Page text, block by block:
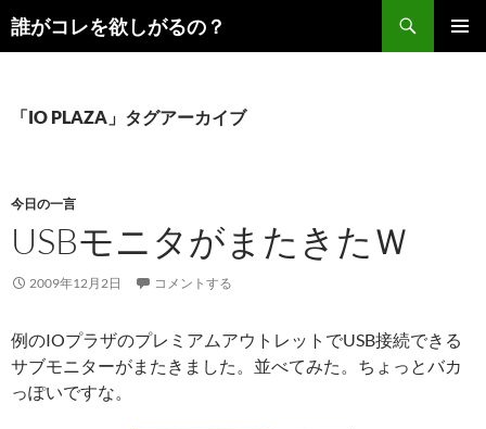
コ
ン
プ
誰がコレを欲しがるの？
検
索
「IO PLAZA」タグアーカイブ
今日の一言
USBモニタがまたきたＷ
2009年12月2日 コメントする
例のIOプラザのプレミアムアウトレットでUSB接続できる
サブモニターがまたきました。並べてみた。ちょっとバカ
っぽいですな。